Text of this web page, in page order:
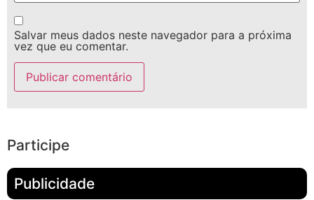
Salvar meus dados neste navegador para a próxima
vez que eu comentar.
Participe
Publicidade